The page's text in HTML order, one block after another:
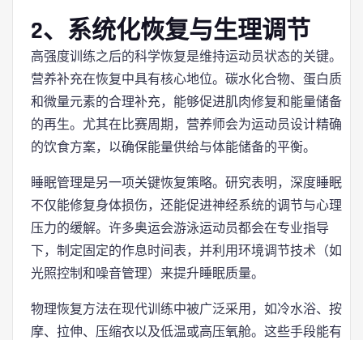
2、系统化恢复与生理调节
高强度训练之后的科学恢复是维持运动员状态的关键。
营养补充在恢复中具有核心地位。碳水化合物、蛋白质
和微量元素的合理补充，能够促进肌肉修复和能量储备
的再生。尤其在比赛周期，营养师会为运动员设计精确
的饮食方案，以确保能量供给与体能储备的平衡。
睡眠管理是另一项关键恢复策略。研究表明，深度睡眠
不仅能修复身体损伤，还能促进神经系统的调节与心理
压力的缓解。许多奥运会游泳运动员都会在专业指导
下，制定固定的作息时间表，并利用环境调节技术（如
光照控制和噪音管理）来提升睡眠质量。
物理恢复方法在现代训练中被广泛采用，如冷水浴、按
摩、拉伸、压缩衣以及低温或高压氧舱。这些手段能有